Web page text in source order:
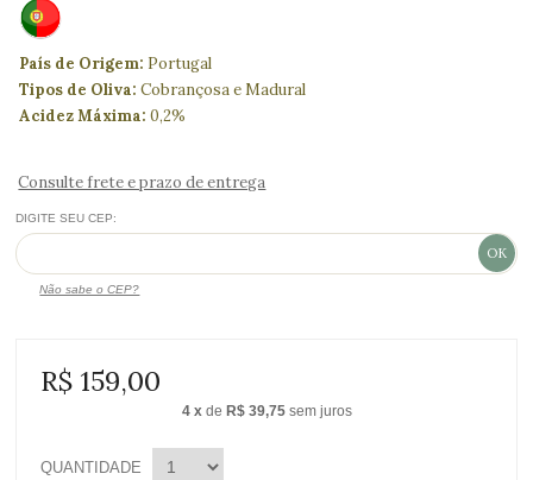
País de Origem: Portugal
Tipos de Oliva: Cobrançosa e Madural
Acidez Máxima: 0,2%
Consulte frete e prazo de entrega
DIGITE SEU CEP:
Não sabe o CEP?
R$ 159,00
4 x de R$ 39,75 sem juros
QUANTIDADE